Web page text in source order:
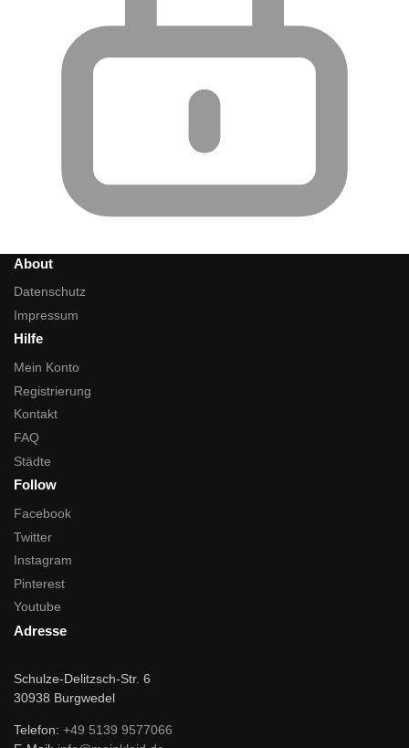
About
Datenschutz
Impressum
Hilfe
Mein Konto
Registrierung
Kontakt
FAQ
Städte
Follow
Facebook
Twitter
Instagram
Pinterest
Youtube
Adresse
Schulze-Delitzsch-Str. 6
30938 Burgwedel
Telefon: +49 5139 9577066